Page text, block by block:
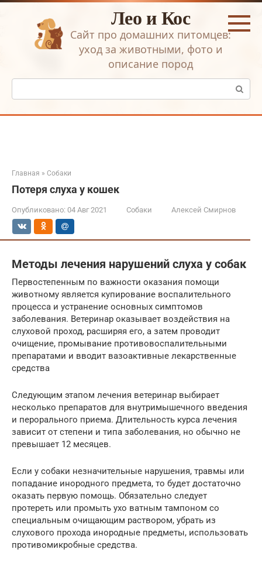
Перейти
Лео и Кос
Сайт про домашних питомцев:
уход за животными, фото и
описание пород
Поиск:
Главная » Собаки
Потеря слуха у кошек
Опубликовано: 04 Авг 2021 Собаки Алексей Смирнов
Методы лечения нарушений слуха у собак
Первостепенным по важности оказания помощи
животному является купирование воспалительного
процесса и устранение основных симптомов
заболевания. Ветеринар оказывает воздействия на
слуховой проход, расширяя его, а затем проводит
очищение, промывание противовоспалительными
препаратами и вводит вазоактивные лекарственные
средства
Следующим этапом лечения ветеринар выбирает
несколько препаратов для внутримышечного введения
и перорального приема. Длительность курса лечения
зависит от степени и типа заболевания, но обычно не
превышает 12 месяцев.
Если у собаки незначительные нарушения, травмы или
попадание инородного предмета, то будет достаточно
оказать первую помощь. Обязательно следует
протереть или промыть ухо ватным тампоном со
специальным очищающим раствором, убрать из
слухового прохода инородные предметы, использовать
противомикробные средства.